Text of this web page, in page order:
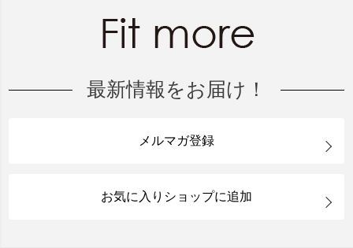
最新情報をお届け！
メルマガ登録
お気に入りショップに追加